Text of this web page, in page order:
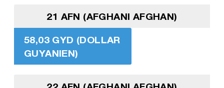
21 AFN (AFGHANI AFGHAN)
58,03 GYD (DOLLAR
GUYANIEN)